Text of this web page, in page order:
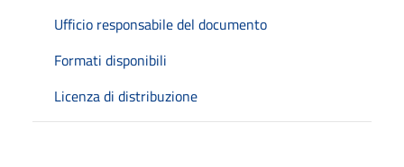
Ufficio responsabile del documento
Formati disponibili
Licenza di distribuzione